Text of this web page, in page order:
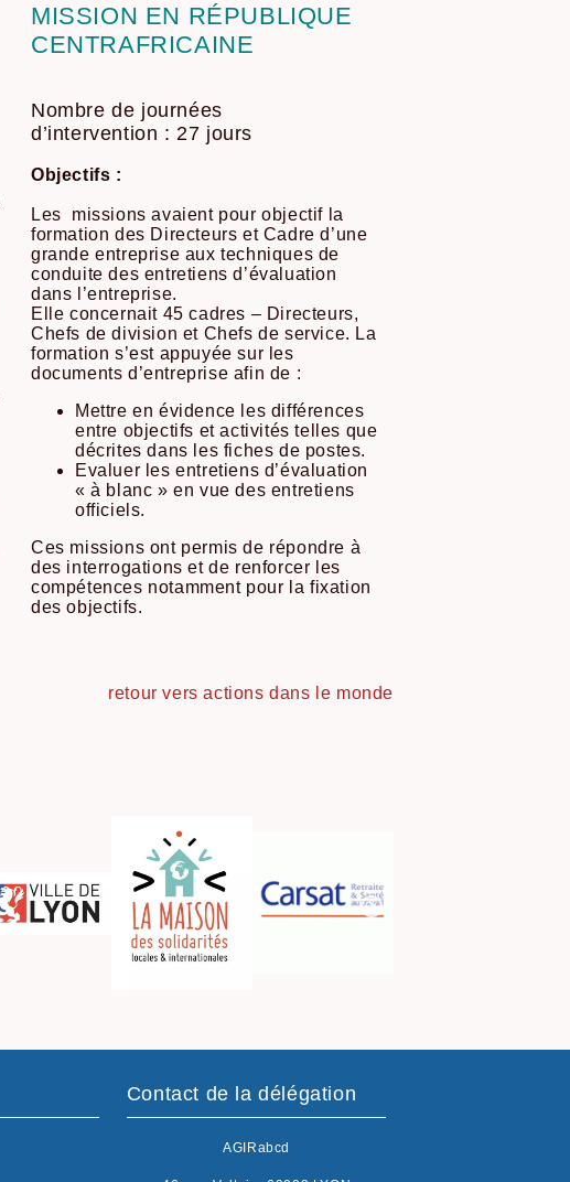
MISSION EN RÉPUBLIQUE
CENTRAFRICAINE
Nombre de journées
d’intervention : 27 jours
Objectifs :
Les missions avaient pour objectif la
formation des Directeurs et Cadre d’une
grande entreprise aux techniques de
conduite des entretiens d’évaluation
dans l’entreprise.
Elle concernait 45 cadres – Directeurs,
Chefs de division et Chefs de service. La
formation s’est appuyée sur les
documents d’entreprise afin de :
Mettre en évidence les différences
entre objectifs et activités telles que
décrites dans les fiches de postes.
Evaluer les entretiens d’évaluation
« à blanc » en vue des entretiens
officiels.
Ces missions ont permis de répondre à
des interrogations et de renforcer les
compétences notamment pour la fixation
des objectifs.
retour vers actions dans le monde
Contact de la délégation
AGIRabcd